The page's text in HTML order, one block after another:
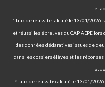
et
⁷ Taux de réussite calculé le 13/01/2026
et réussi les épreuves du CAP AEPE
des données déclaratives issues de
dans les dossiers élèves et les
et
⁸ Taux de réussite calculé le 13/01/